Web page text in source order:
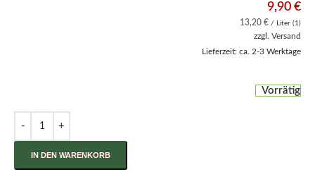
9,90 €
13,20 € / Liter (1)
zzgl. Versand
Lieferzeit: ca. 2-3 Werktage
Vorrätig
IN DEN WARENKORB